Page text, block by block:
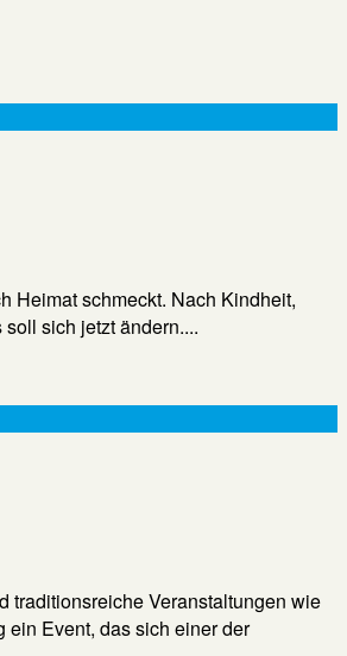
Heimat schmeckt. Nach Kindheit,
sich jetzt ändern....
traditionsreiche Veranstaltungen wie
ein Event, das sich einer der